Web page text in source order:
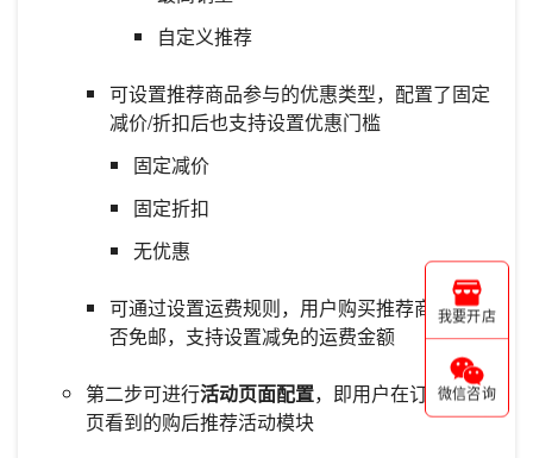
自定义推荐
可设置推荐商品参与的优惠类型，配置了固定
减价/折扣后也支持设置优惠门槛
固定减价
固定折扣
无优惠
可通过设置运费规则，用户购买推荐商品时能
否免邮，支持设置减免的运费金额
第二步可进行活动页面配置，即用户在订单完成
页看到的购后推荐活动模块
我要开店
微信咨询